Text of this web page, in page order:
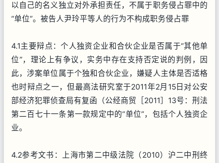
以自己的名义独立对外承担责任，不属于职务侵占罪中的
“单位”。被告人尹玲平等人的行为不构成职务侵占罪
4.1主要辩点：个人独资企业和合伙企业是否属于“其他单
位”，理论上有争议，实务中存在支持否定说的判例，因
此，涉案单位属于个独和合伙企业，嫌疑人主体是否适格
也时辩点之一，但最高法研究室于2011年2月15日对公安
部经济犯罪侦查局有复函（公经商贸［2011］13号：刑法
第二百七十一条第一款规定中的“单位”，包括个人独资企
业。
4.2参考文书：上海市第二中级法院（2010）沪二中刑终